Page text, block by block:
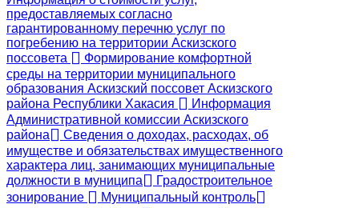
предоставляемых согласно
гарантированному перечню услуг по
погребению на территории Аскизского
поссовета
Формирование комфортной
среды на территории муниципального
образования Аскизский поссовет Аскизского
района Республики Хакасия
Информация
Административной комиссии Аскизского
района
Сведения о доходах, расходах, об
имуществе и обязательствах имущественного
характера лиц, занимающих муниципальные
должности в муниципа
Градостроительное
зонирование
Муниципальный контроль